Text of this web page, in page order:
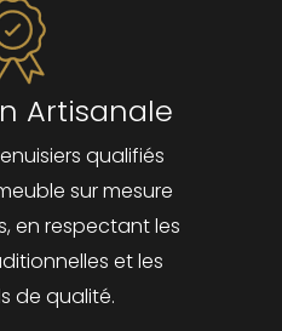
Artisanale
qualifiés
sur mesure
en respectant les
et les
de qualité.